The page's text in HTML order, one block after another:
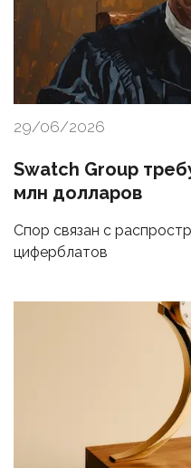
29/06/2026
Swatch Group
млн долларов
Спор связан с
циферблатов